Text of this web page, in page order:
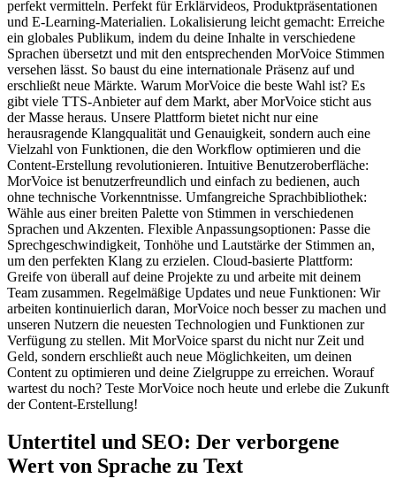
perfekt vermitteln. Perfekt für Erklärvideos, Produktpräsentationen
und E-Learning-Materialien. Lokalisierung leicht gemacht: Erreiche
ein globales Publikum, indem du deine Inhalte in verschiedene
Sprachen übersetzt und mit den entsprechenden MorVoice Stimmen
versehen lässt. So baust du eine internationale Präsenz auf und
erschließt neue Märkte. Warum MorVoice die beste Wahl ist? Es
gibt viele TTS-Anbieter auf dem Markt, aber MorVoice sticht aus
der Masse heraus. Unsere Plattform bietet nicht nur eine
herausragende Klangqualität und Genauigkeit, sondern auch eine
Vielzahl von Funktionen, die den Workflow optimieren und die
Content-Erstellung revolutionieren. Intuitive Benutzeroberfläche:
MorVoice ist benutzerfreundlich und einfach zu bedienen, auch
ohne technische Vorkenntnisse. Umfangreiche Sprachbibliothek:
Wähle aus einer breiten Palette von Stimmen in verschiedenen
Sprachen und Akzenten. Flexible Anpassungsoptionen: Passe die
Sprechgeschwindigkeit, Tonhöhe und Lautstärke der Stimmen an,
um den perfekten Klang zu erzielen. Cloud-basierte Plattform:
Greife von überall auf deine Projekte zu und arbeite mit deinem
Team zusammen. Regelmäßige Updates und neue Funktionen: Wir
arbeiten kontinuierlich daran, MorVoice noch besser zu machen und
unseren Nutzern die neuesten Technologien und Funktionen zur
Verfügung zu stellen. Mit MorVoice sparst du nicht nur Zeit und
Geld, sondern erschließt auch neue Möglichkeiten, um deinen
Content zu optimieren und deine Zielgruppe zu erreichen. Worauf
wartest du noch? Teste MorVoice noch heute und erlebe die Zukunft
der Content-Erstellung!
Untertitel und SEO: Der verborgene
Wert von Sprache zu Text